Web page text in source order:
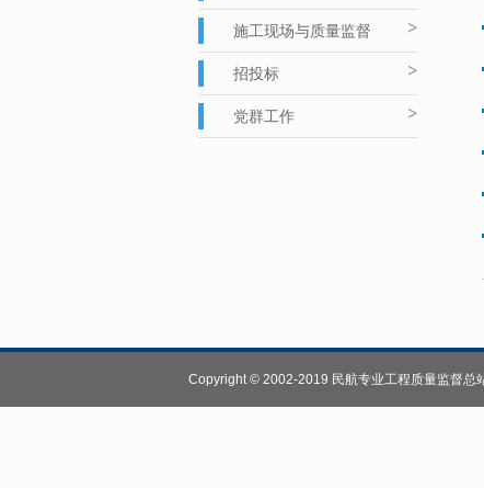
施工现场与质量监督
招投标
党群工作
Copyright © 2002-2019 民航专业工程质量监督总